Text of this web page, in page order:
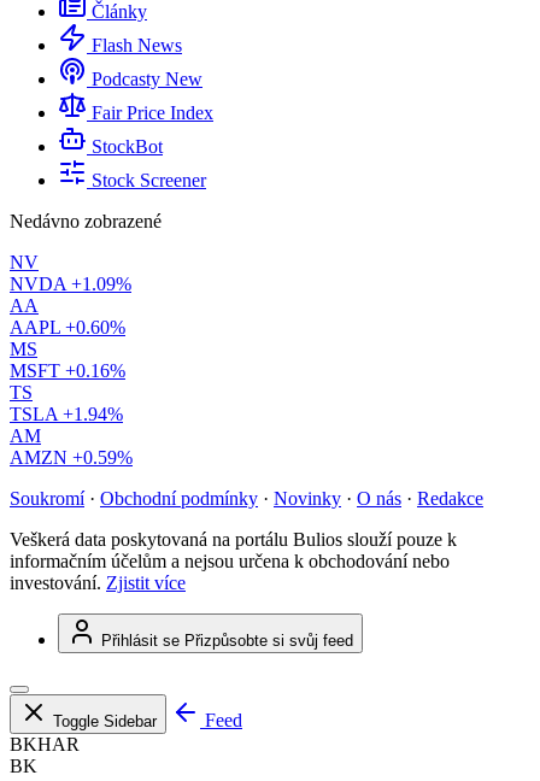
Články
Flash News
Podcasty New
Fair Price Index
StockBot
Stock Screener
Nedávno zobrazené
NV
NVDA +1.09%
AA
AAPL +0.60%
MS
MSFT +0.16%
TS
TSLA +1.94%
AM
AMZN +0.59%
Soukromí · Obchodní podmínky · Novinky · O nás · Redakce
Veškerá data poskytovaná na portálu Bulios slouží pouze k
informačním účelům a nejsou určena k obchodování nebo
investování. Zjistit více
Přihlásit se Přizpůsobte si svůj feed
Toggle Sidebar
Feed
BKHAR
BK